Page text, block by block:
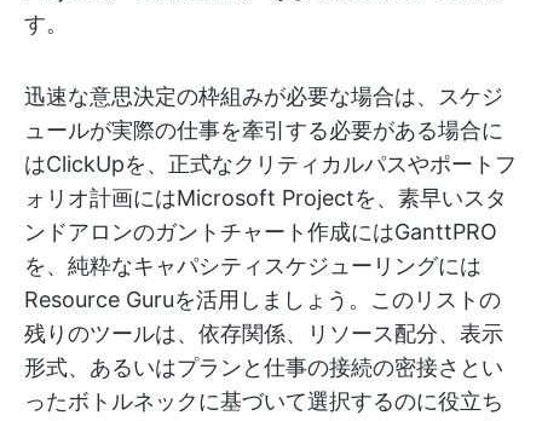
す。
迅速な意思決定の枠組みが必要な場合は、スケジ
ュールが実際の仕事を牽引する必要がある場合に
はClickUpを、正式なクリティカルパスやポートフ
ォリオ計画にはMicrosoft Projectを、素早いスタ
ンドアロンのガントチャート作成にはGanttPRO
を、純粋なキャパシティスケジューリングには
Resource Guruを活用しましょう。このリストの
残りのツールは、依存関係、リソース配分、表示
形式、あるいはプランと仕事の接続の密接さとい
ったボトルネックに基づいて選択するのに役立ち